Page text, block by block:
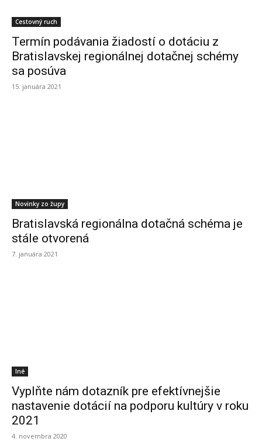
Cestovný ruch
Termín podávania žiadostí o dotáciu z
Bratislavskej regionálnej dotačnej schémy
sa posúva
15. januára 2021
Novinky zo župy
Bratislavská regionálna dotačná schéma je
stále otvorená
7. januára 2021
Iné
Vyplňte nám dotazník pre efektívnejšie
nastavenie dotácií na podporu kultúry v roku
2021
4. novembra 2020